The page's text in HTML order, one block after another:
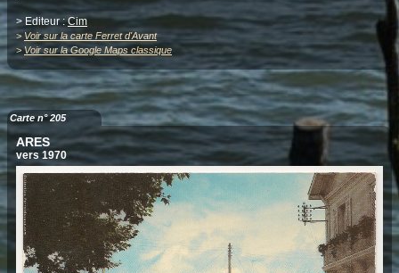
> Editeur :Cim
> Voir sur la carte Ferret d'Avant
>Voir sur la Google Maps classique
Carte n° 205
ARES
vers 1970